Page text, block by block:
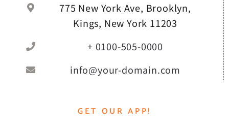
775 New York Ave, Brooklyn,
Kings, New York 11203
+ 0100-505-0000
info@your-domain.com
GET OUR APP!